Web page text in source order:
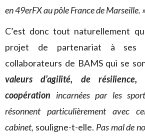
en 49erFX au pôle France de Marseille. »
C’est donc tout naturellement
projet de partenariat à ses
collaborateurs de BAMS qui se
valeurs d’agilité, de
coopération incarnées par les
résonnent particulièrement avec
cabinet, souligne-t-elle. Pas mal de